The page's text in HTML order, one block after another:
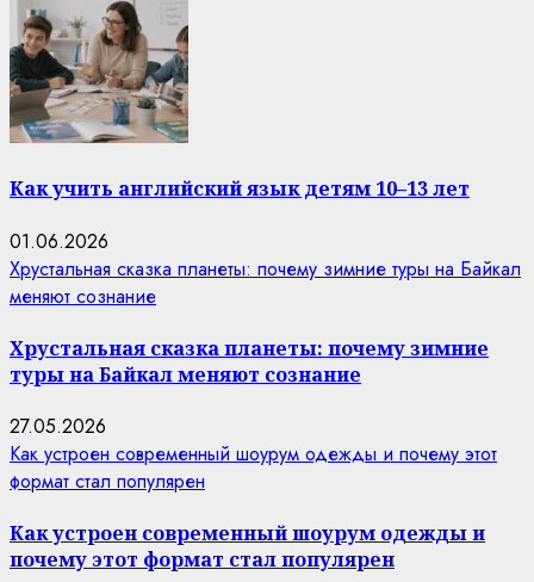
Как учить английский язык детям 10–13 лет
01.06.2026
Хрустальная сказка планеты: почему зимние туры на Байкал
меняют сознание
Хрустальная сказка планеты: почему зимние
туры на Байкал меняют сознание
27.05.2026
Как устроен современный шоурум одежды и почему этот
формат стал популярен
Как устроен современный шоурум одежды и
почему этот формат стал популярен